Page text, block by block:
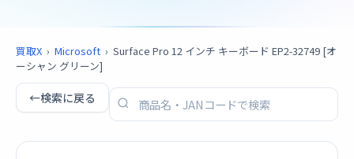
買取X › Microsoft › Surface Pro 12 インチ キーボード EP2-32749 [オ
ーシャン グリーン]
←検索に戻る